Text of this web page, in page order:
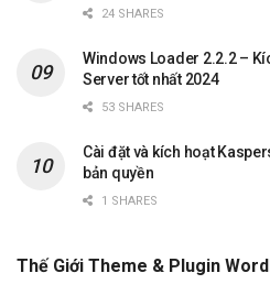
24 SHARES
Windows Loader 2.2.2 –
Server tốt nhất 2024
53 SHARES
Cài đặt và kích hoạt
bản quyền
1 SHARES
Thế Giới Theme & Plugin